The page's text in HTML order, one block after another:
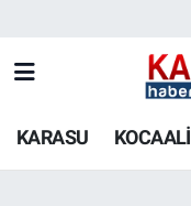
KARASU KOCAALİ